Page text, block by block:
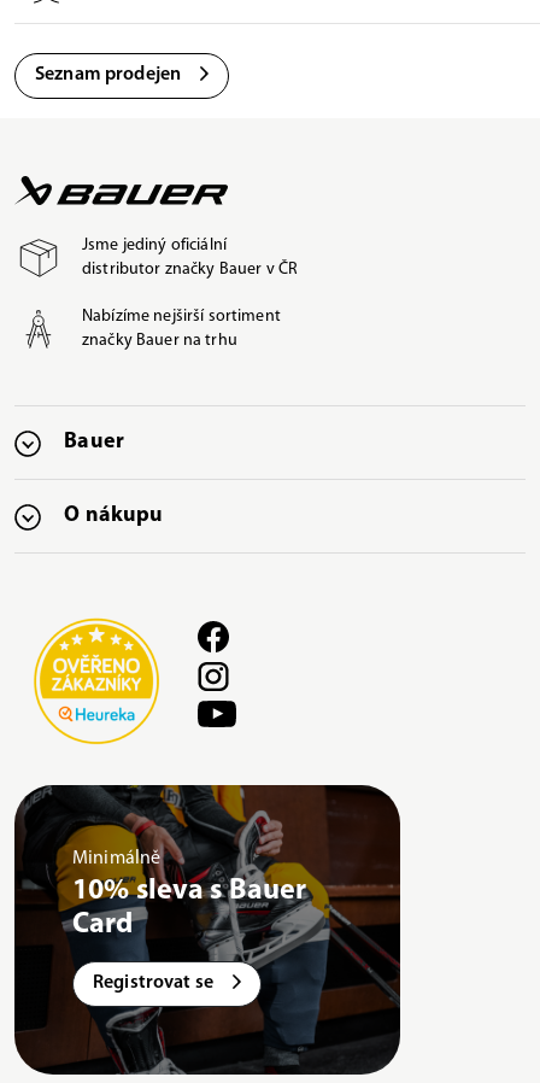
Seznam prodejen
Jsme jediný oficiální
distributor značky Bauer v ČR
Nabízíme nejširší sortiment
značky Bauer na trhu
Bauer
O nákupu
Minimálně
10% sleva s Bauer
Card
Registrovat se